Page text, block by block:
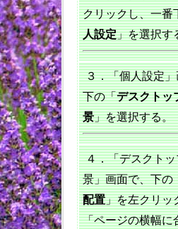
クリックし、一番
人設定」を選択す
３．「個人設定」
下の「デスクトッ
景」を選択する。
４．「デスクトッ
景」画面で、下の
配置」を左クリッ
「ページの横幅に